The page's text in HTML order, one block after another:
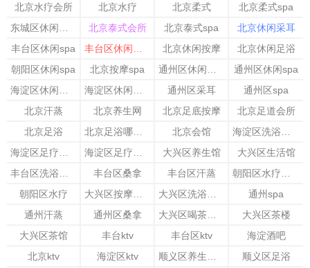
北京水疗会所
北京水疗 北京柔式
北京柔式spa
北京泰式会所 北京泰式spa
北京休闲采耳
丰台区休闲spa
北京休闲按摩
北京休闲足浴
朝阳区休闲spa
北京按摩spa
通州区休闲spa
通州区采耳
通州区spa
北京汗蒸
北京养生网 北京足底按摩
北京足道会所
北京足浴
北京会馆
大兴区养生馆
大兴区生活馆
丰台区桑拿 丰台区汗蒸
朝阳区水疗
通州spa
通州汗蒸
通州区桑拿
大兴区茶楼
大兴区茶馆
丰台ktv 丰台区ktv
海淀酒吧
北京ktv
海淀区ktv
顺义区足浴